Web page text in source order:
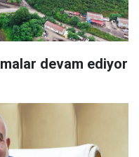
devam ediyor